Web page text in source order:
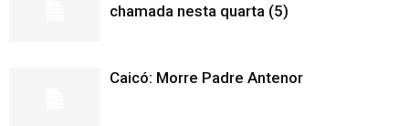
chamada nesta quarta (5)
Caicó: Morre Padre Antenor